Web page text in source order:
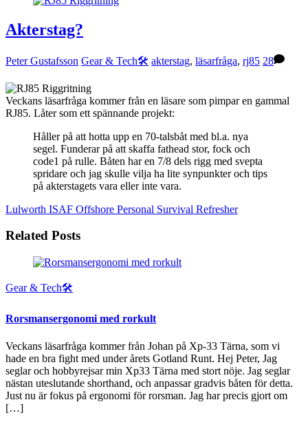
Akterstag?
Peter Gustafsson Gear & Tech🛠 akterstag, läsarfråga, rj85 28
Veckans läsarfråga kommer från en läsare som pimpar en gammal
RJ85. Låter som ett spännande projekt:
Håller på att hotta upp en 70-talsbåt med bl.a. nya
segel. Funderar på att skaffa fathead stor, fock och
code1 på rulle. Båten har en 7/8 dels rigg med svepta
spridare och jag skulle vilja ha lite synpunkter och tips
på akterstagets vara eller inte vara.
Lulworth ISAF Offshore Personal Survival Refresher
Related Posts
Gear & Tech🛠
Rorsmansergonomi med rorkult
Veckans läsarfråga kommer från Johan på Xp-33 Tärna, som vi
hade en bra fight med under årets Gotland Runt. Hej Peter, Jag
seglar och hobbyrejsar min Xp33 Tärna med stort nöje. Jag seglar
nästan uteslutande shorthand, och anpassar gradvis båten för detta.
Just nu är fokus på ergonomi för rorsman. Jag har precis gjort om
[…]